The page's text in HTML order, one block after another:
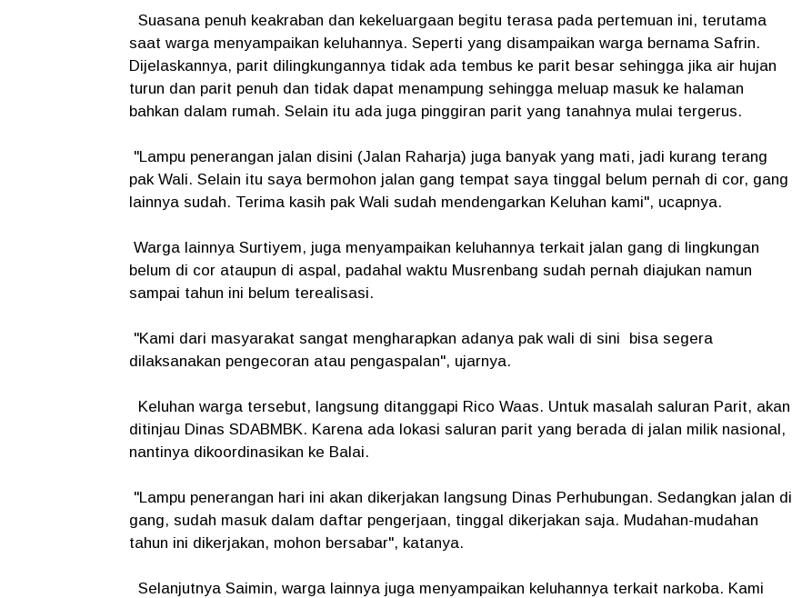
Suasana penuh keakraban dan kekeluargaan begitu terasa pada pertemuan ini, terutama
saat warga menyampaikan keluhannya. Seperti yang disampaikan warga bernama Safrin.
Dijelaskannya, parit dilingkungannya tidak ada tembus ke parit besar sehingga jika air hujan
turun dan parit penuh dan tidak dapat menampung sehingga meluap masuk ke halaman
bahkan dalam rumah. Selain itu ada juga pinggiran parit yang tanahnya mulai tergerus.
"Lampu penerangan jalan disini (Jalan Raharja) juga banyak yang mati, jadi kurang terang
pak Wali. Selain itu saya bermohon jalan gang tempat saya tinggal belum pernah di cor, gang
lainnya sudah. Terima kasih pak Wali sudah mendengarkan Keluhan kami", ucapnya.
Warga lainnya Surtiyem, juga menyampaikan keluhannya terkait jalan gang di lingkungan
belum di cor ataupun di aspal, padahal waktu Musrenbang sudah pernah diajukan namun
sampai tahun ini belum terealisasi.
"Kami dari masyarakat sangat mengharapkan adanya pak wali di sini bisa segera
dilaksanakan pengecoran atau pengaspalan", ujarnya.
Keluhan warga tersebut, langsung ditanggapi Rico Waas. Untuk masalah saluran Parit, akan
ditinjau Dinas SDABMBK. Karena ada lokasi saluran parit yang berada di jalan milik nasional,
nantinya dikoordinasikan ke Balai.
"Lampu penerangan hari ini akan dikerjakan langsung Dinas Perhubungan. Sedangkan jalan di
gang, sudah masuk dalam daftar pengerjaan, tinggal dikerjakan saja. Mudahan-mudahan
tahun ini dikerjakan, mohon bersabar", katanya.
Selanjutnya Saimin, warga lainnya juga menyampaikan keluhannya terkait narkoba. Kami